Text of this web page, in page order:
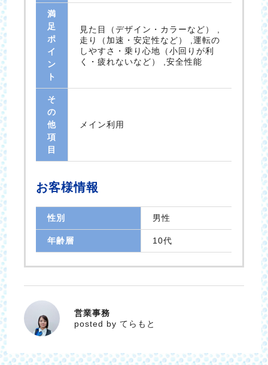
満
足
ポ
イ
ン
ト
見た目（デザイン・カラーなど） ,
走り（加速・安定性など） ,運転の
しやすさ・乗り心地（小回りが利
く・疲れないなど） ,安全性能
そ
の
他
項
目
メイン利用
お客様情報
性別 男性
年齢層 10代
てらもと
営業事務
posted by てらもと